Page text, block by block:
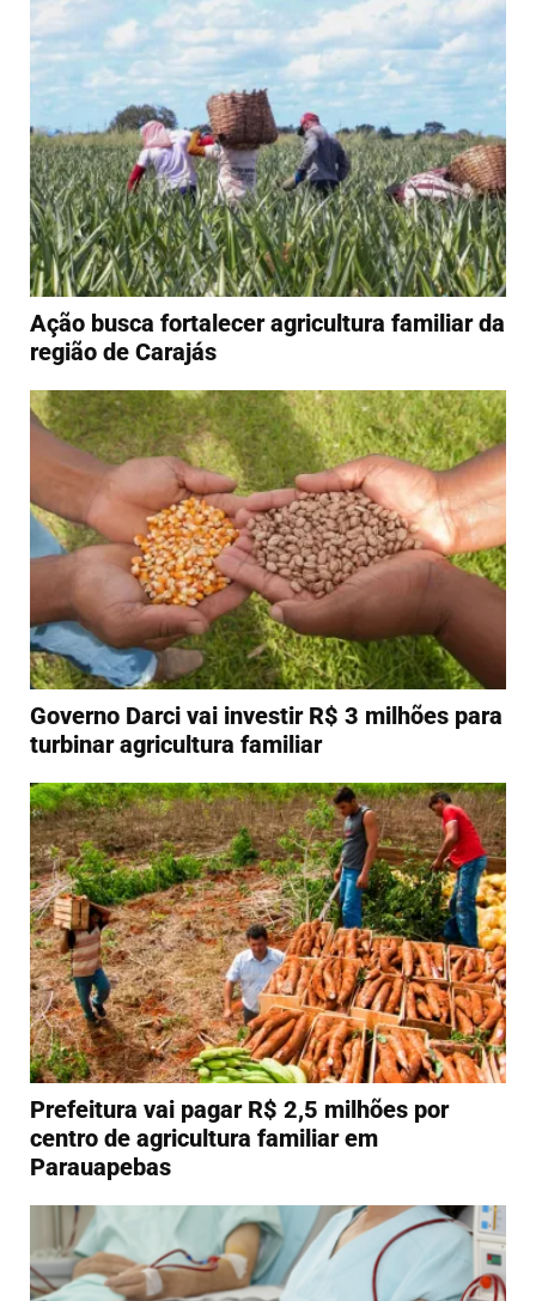
Ação busca fortalecer agricultura familiar da
região de Carajás
Governo Darci vai investir R$ 3 milhões para
turbinar agricultura familiar
Prefeitura vai pagar R$ 2,5 milhões por
centro de agricultura familiar em
Parauapebas